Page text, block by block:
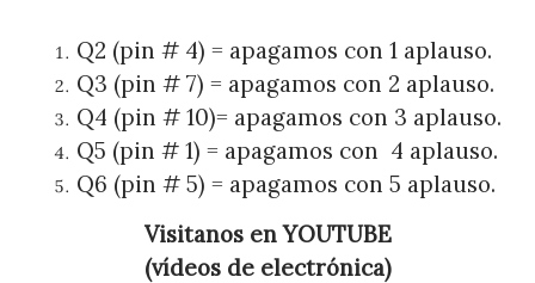
Q2 (pin # 4) = apagamos con 1 aplauso.
Q3 (pin # 7) = apagamos con 2 aplauso.
Q4 (pin # 10)= apagamos con 3 aplauso.
Q5 (pin # 1) = apagamos con 4 aplauso.
Q6 (pin # 5) = apagamos con 5 aplauso.
Visitanos en YOUTUBE
(vídeos de electrónica)